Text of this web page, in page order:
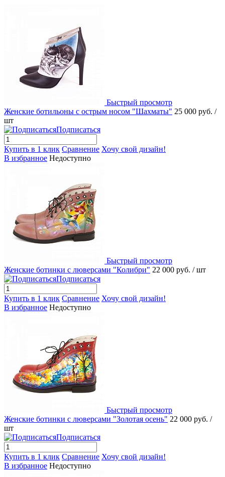
Быстрый просмотр
Женские ботильоны с острым носом "Шахматы" 25 000 руб. /
шт
Подписаться
Купить в 1 клик Сравнение Хочу свой дизайн!
В избранное Недоступно
Быстрый просмотр
Женские ботинки с люверсами "Колибри" 22 000 руб. / шт
Подписаться
Купить в 1 клик Сравнение Хочу свой дизайн!
В избранное Недоступно
Быстрый просмотр
Женские ботинки с люверсами "Золотая осень" 22 000 руб. /
шт
Подписаться
Купить в 1 клик Сравнение Хочу свой дизайн!
В избранное Недоступно